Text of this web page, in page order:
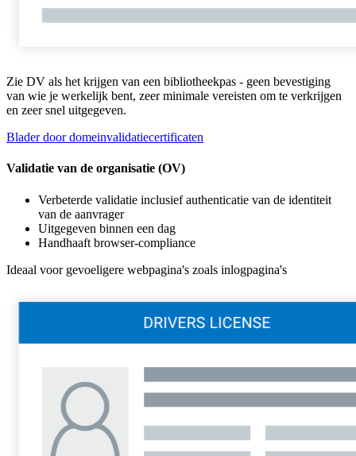
Zie DV als het krijgen van een bibliotheekpas - geen bevestiging
van wie je werkelijk bent, zeer minimale vereisten om te verkrijgen
en zeer snel uitgegeven.
Blader door domeinvalidatiecertificaten
Validatie van de organisatie (OV)
Verbeterde validatie inclusief authenticatie van de identiteit
van de aanvrager
Uitgegeven binnen een dag
Handhaaft browser-compliance
Ideaal voor gevoeligere webpagina's zoals inlogpagina's